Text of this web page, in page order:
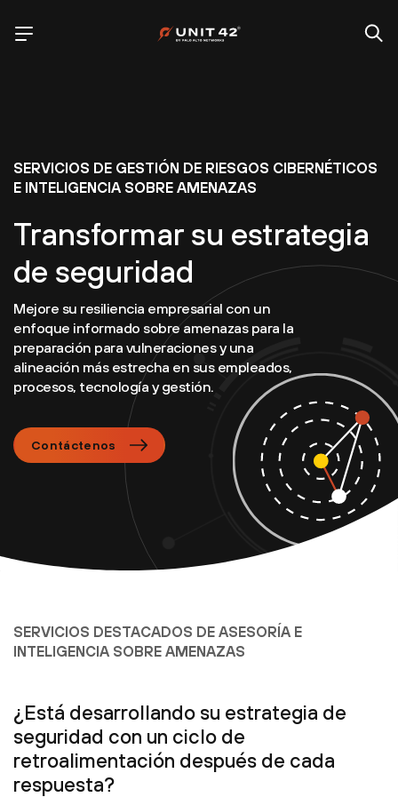
SERVICIOS DE GESTIÓN DE RIESGOS CIBERNÉTICOS
E INTELIGENCIA SOBRE AMENAZAS
Transformar su estrategia
de seguridad
Mejore su resiliencia empresarial con un
enfoque informado sobre amenazas para la
preparación para vulneraciones y una
alineación más estrecha en sus empleados,
procesos, tecnología y gestión.
Contáctenos
SERVICIOS DESTACADOS DE ASESORÍA E
INTELIGENCIA SOBRE AMENAZAS
¿Está desarrollando su estrategia de
seguridad con un ciclo de
retroalimentación después de cada
respuesta?